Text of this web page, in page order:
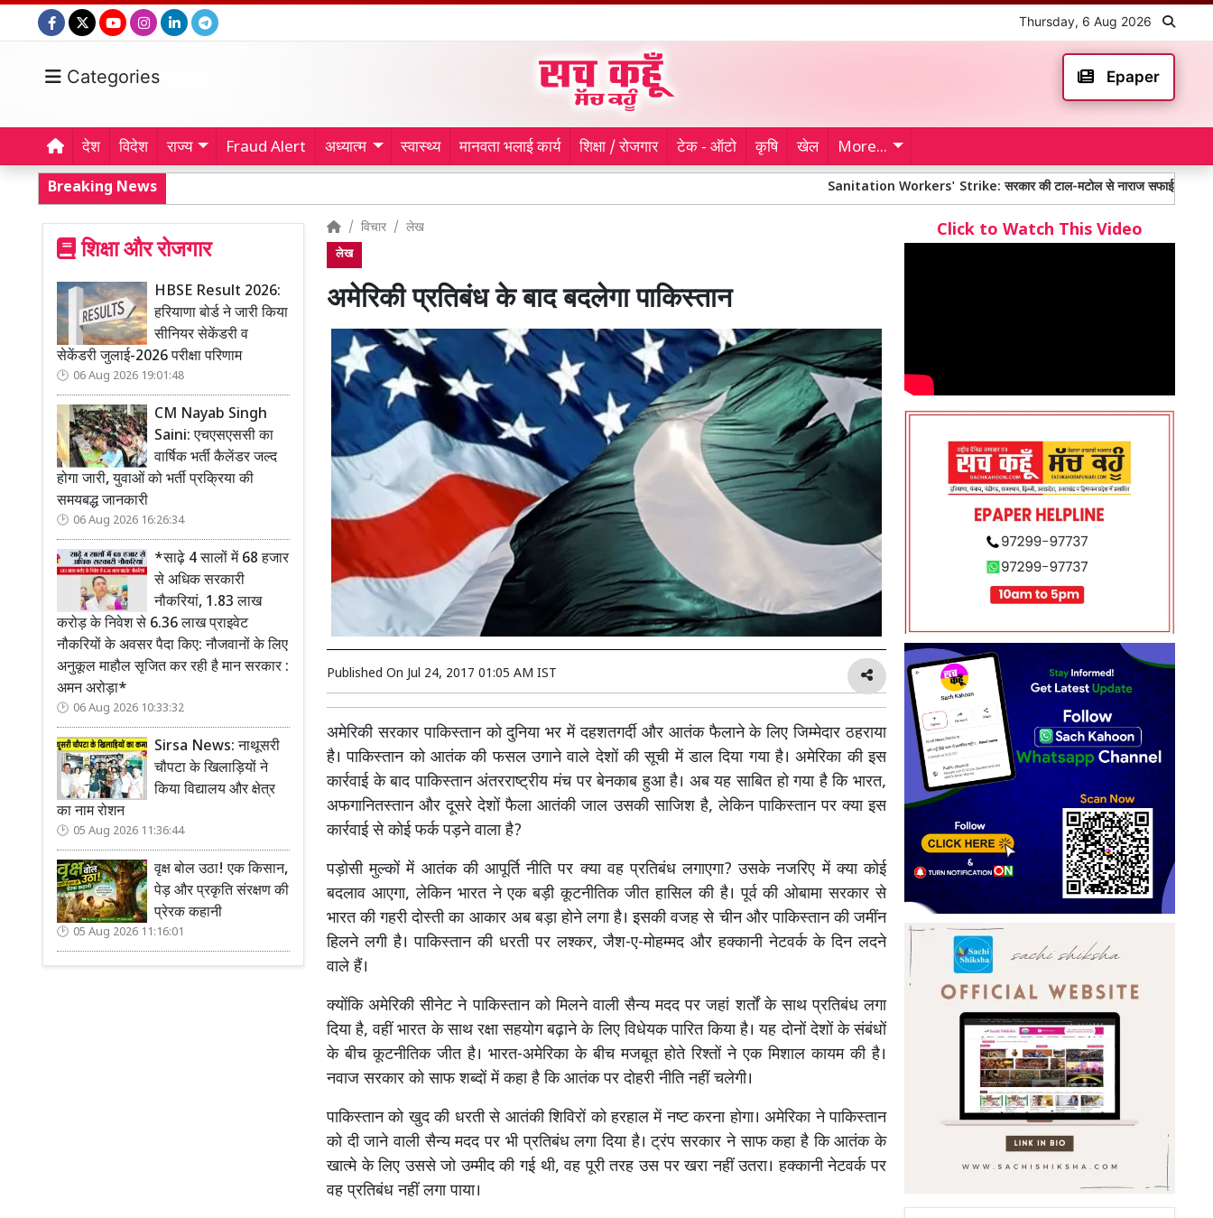
Thursday, 6 Aug 2026
Categories Epaper
देश विदेश राज्य Fraud Alert अध्यात्म स्वास्थ्य मानवता भलाई कार्य शिक्षा / रोजगार टेक - ऑटो कृषि खेल More...
Breaking News Sanitation Workers' Strike: सरकार की टाल-मटोल से नाराज सफाई कर्मचारियों ने तीन दिन
शिक्षा और रोजगार
HBSE Result 2026:
हरियाणा बोर्ड ने जारी किया
सीनियर सेकेंडरी व
सेकेंडरी जुलाई-2026 परीक्षा परिणाम
06 Aug 2026 19:01:48
CM Nayab Singh
Saini: एचएसएससी का
वार्षिक भर्ती कैलेंडर जल्द
होगा जारी, युवाओं को भर्ती प्रक्रिया की
समयबद्ध जानकारी
06 Aug 2026 16:26:34
*साढ़े 4 सालों में 68 हजार
से अधिक सरकारी
नौकरियां, 1.83 लाख
करोड़ के निवेश से 6.36 लाख प्राइवेट
नौकरियों के अवसर पैदा किए: नौजवानों के लिए
अनुकूल माहौल सृजित कर रही है मान सरकार :
अमन अरोड़ा*
06 Aug 2026 10:33:32
Sirsa News: नाथूसरी
चौपटा के खिलाड़ियों ने
किया विद्यालय और क्षेत्र
का नाम रोशन
05 Aug 2026 11:36:44
वृक्ष बोल उठा! एक किसान,
पेड़ और प्रकृति संरक्षण की
प्रेरक कहानी
05 Aug 2026 11:16:01
विचार लेख
लेख
अमेरिकी प्रतिबंध के बाद बदलेगा पाकिस्तान
Published On Jul 24, 2017 01:05 AM IST
अमेरिकी सरकार पाकिस्तान को दुनिया भर में दहशतगर्दी और आतंक फैलाने के लिए जिम्मेदार ठहराया
है। पाकिस्तान को आतंक की फसल उगाने वाले देशों की सूची में डाल दिया गया है। अमेरिका की इस
कार्रवाई के बाद पाकिस्तान अंतरराष्ट्रीय मंच पर बेनकाब हुआ है। अब यह साबित हो गया है कि भारत,
अफगानितस्तान और दूसरे देशों फैला आतंकी जाल उसकी साजिश है, लेकिन पाकिस्तान पर क्या इस
कार्रवाई से कोई फर्क पड़ने वाला है?
पड़ोसी मुल्कों में आतंक की आपूर्ति नीति पर क्या वह प्रतिबंध लगाएगा? उसके नजरिए में क्या कोई
बदलाव आएगा, लेकिन भारत ने एक बड़ी कूटनीतिक जीत हासिल की है। पूर्व की ओबामा सरकार से
भारत की गहरी दोस्ती का आकार अब बड़ा होने लगा है। इसकी वजह से चीन और पाकिस्तान की जमींन
हिलने लगी है। पाकिस्तान की धरती पर लश्कर, जैश-ए-मोहम्मद और हक्कानी नेटवर्क के दिन लदने
वाले हैं।
क्योंकि अमेरिकी सीनेट ने पाकिस्तान को मिलने वाली सैन्य मदद पर जहां शर्तों के साथ प्रतिबंध लगा
दिया है, वहीं भारत के साथ रक्षा सहयोग बढ़ाने के लिए विधेयक पारित किया है। यह दोनों देशों के संबंधों
के बीच कूटनीतिक जीत है। भारत-अमेरिका के बीच मजबूत होते रिश्तों ने एक मिशाल कायम की है।
नवाज सरकार को साफ शब्दों में कहा है कि आतंक पर दोहरी नीति नहीं चलेगी।
पाकिस्तान को खुद की धरती से आतंकी शिविरों को हरहाल में नष्ट करना होगा। अमेरिका ने पाकिस्तान
को दी जाने वाली सैन्य मदद पर भी प्रतिबंध लगा दिया है। ट्रंप सरकार ने साफ कहा है कि आतंक के
खात्मे के लिए उससे जो उम्मीद की गई थी, वह पूरी तरह उस पर खरा नहीं उतरा। हक्कानी नेटवर्क पर
वह प्रतिबंध नहीं लगा पाया।
Click to Watch This Video